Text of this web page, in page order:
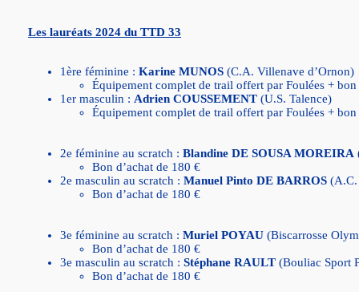
Les lauréats 2024 du TTD 33
1ère féminine : Karine MUNOS (C.A. Villenave d’Ornon)
Équipement complet de trail offert par Foulées + bon
1er masculin : Adrien COUSSEMENT (U.S. Talence)
Équipement complet de trail offert par Foulées + bon
2e féminine au scratch : Blandine DE SOUSA MOREIRA
Bon d’achat de 180 €
2e masculin au scratch : Manuel Pinto DE BARROS (A.C.
Bon d’achat de 180 €
3e féminine au scratch : Muriel POYAU (Biscarrosse
Bon d’achat de 180 €
3e masculin au scratch : Stéphane RAULT (Bouliac Sport
Bon d’achat de 180 €